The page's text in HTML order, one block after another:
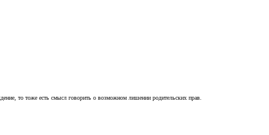
то тоже есть смысл говорить о возможном лишении родительских прав.